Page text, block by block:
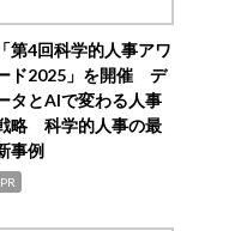
「第4回科学的人事アワ
ド2025」を開催 デ
タとAIで変わる人事
略 科学的人事の最
事例
PR